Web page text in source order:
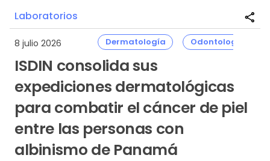
of
8
Laboratorios share
8 julio 2026 Dermatología Odontología
Item
1
of
3
ISDIN consolida sus
expediciones dermatológicas
para combatir el cáncer de piel
entre las personas con
albinismo de Panamá